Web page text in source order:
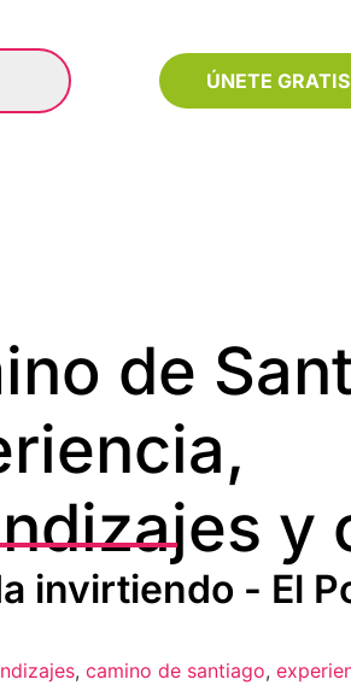
ÚNETE GRATIS
de
y
invirtiendo - El
, camino de santiago,